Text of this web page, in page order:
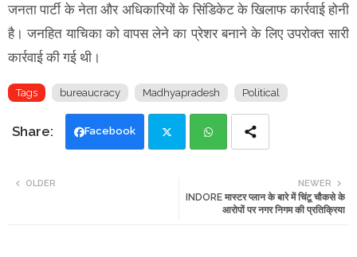
जनता पार्टी के नेता और अधिकारियों के सिंडिकेट के खिलाफ कार्रवाई होनी
है। जनहित याचिका को वापस लेने का प्रेशर बनाने के लिए उपरोक्त सारी
कार्रवाई की गई थी।
Tags bureaucracy Madhyapradesh Political
Facebook
ats
NEWER
INDORE मास्टर प्लान के बारे में चिंटू चौकसे के
आरोपों पर नगर निगम की प्रतिक्रिया
OLDER